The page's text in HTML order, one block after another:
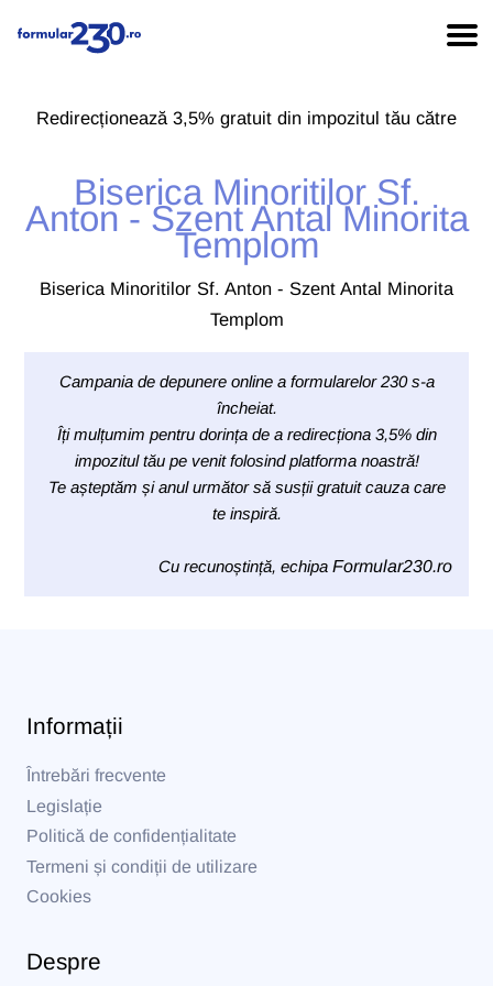
Redirecționează 3,5% gratuit din impozitul tău către
Biserica Minoritilor Sf.
Anton - Szent Antal Minorita
Templom
Biserica Minoritilor Sf. Anton - Szent Antal Minorita
Templom
Campania de depunere online a formularelor 230 s-a
încheiat.
Îți mulțumim pentru dorința de a redirecționa 3,5% din
impozitul tău pe venit folosind platforma noastră!
Te așteptăm și anul următor să susții gratuit cauza care
te inspiră.
Cu recunoștință, echipa Formular230.ro
Informații
Întrebări frecvente
Legislație
Politică de confidențialitate
Termeni și condiții de utilizare
Cookies
Despre